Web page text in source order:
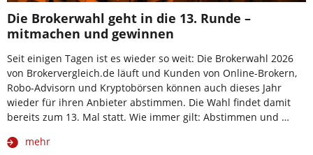
Die Brokerwahl geht in die 13. Runde –
mitmachen und gewinnen
Seit einigen Tagen ist es wieder so weit: Die Brokerwahl 2026
von Brokervergleich.de läuft und Kunden von Online-Brokern,
Robo-Advisorn und Kryptobörsen können auch dieses Jahr
wieder für ihren Anbieter abstimmen. Die Wahl findet damit
bereits zum 13. Mal statt. Wie immer gilt: Abstimmen und …
mehr